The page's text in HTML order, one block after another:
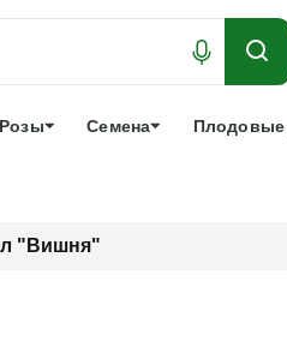
Розы Семена Плодовые
"Вишня"